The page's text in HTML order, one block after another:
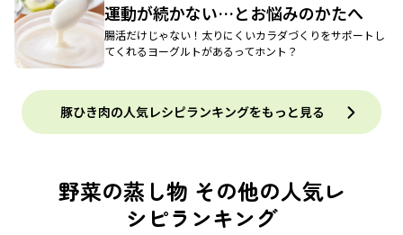
運動が続かない…とお悩みのかたへ
腸活だけじゃない！太りにくいカラダづくりをサポートし
てくれるヨーグルトがあるってホント？
豚ひき肉の人気レシピランキングをもっと見る
野菜の蒸し物 その他の人気レ
シピランキング